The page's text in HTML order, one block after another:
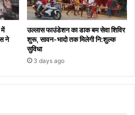
ने
उल्लास फाउंडेशन का डाक बम सेवा शिविर
शुरू, सावन-भादो तक मिलेगी नि:शुल्क
सुविधा
3 days ago